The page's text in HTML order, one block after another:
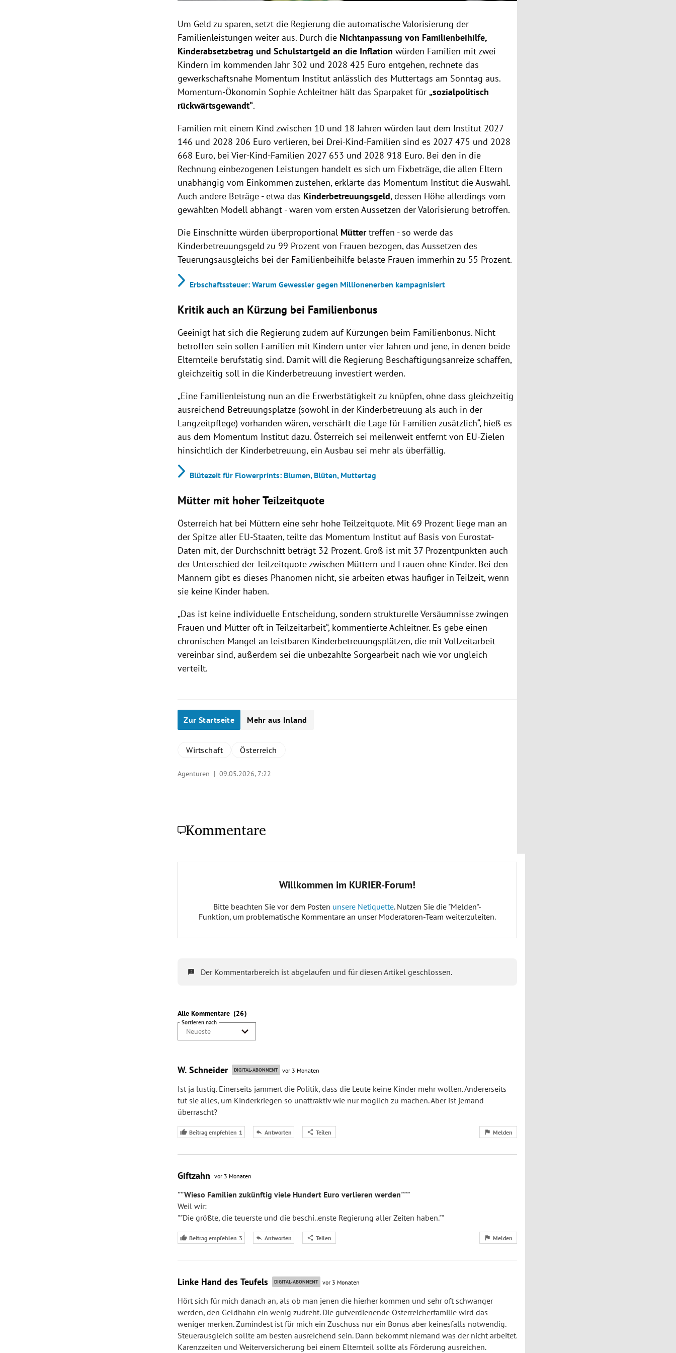
Um Geld zu sparen, setzt die Regierung die automatische Valorisierung der
Familienleistungen weiter aus. Durch die Nichtanpassung von Familienbeihilfe,
Kinderabsetzbetrag und Schulstartgeld an die Inflation würden Familien mit zwei
Kindern im kommenden Jahr 302 und 2028 425 Euro entgehen, rechnete das
gewerkschaftsnahe Momentum Institut anlässlich des Muttertags am Sonntag aus.
Momentum-Ökonomin Sophie Achleitner hält das Sparpaket für„sozialpolitisch
rückwärtsgewandt“.
Familien mit einem Kind zwischen 10 und 18 Jahren würden laut dem Institut 2027
146 und 2028 206 Euro verlieren, bei Drei-Kind-Familien sind es 2027 475 und 2028
668 Euro, bei Vier-Kind-Familien 2027 653 und 2028 918 Euro. Bei den in die
Rechnung einbezogenen Leistungen handelt es sich um Fixbeträge, die allen Eltern
unabhängig vom Einkommen zustehen, erklärte das Momentum Institut die Auswahl.
Auch andere Beträge - etwa das Kinderbetreuungsgeld, dessen Höhe allerdings vom
gewählten Modell abhängt - waren vom ersten Aussetzen der Valorisierung betroffen.
Die Einschnitte würden überproportional Müttertreffen - so werde das
Kinderbetreuungsgeld zu 99 Prozent von Frauen bezogen, das Aussetzen des
Teuerungsausgleichs bei der Familienbeihilfe belaste Frauen immerhin zu 55 Prozent.
Erbschaftssteuer: Warum Gewessler gegen Millionenerben kampagnisiert
Kritik auch an Kürzung bei Familienbonus
Geeinigt hat sich die Regierung zudem auf Kürzungen beim Familienbonus. Nicht
betroffen sein sollen Familien mit Kindern unter vier Jahren und jene, in denen beide
Elternteile berufstätig sind. Damit will die Regierung Beschäftigungsanreize schaffen,
gleichzeitig soll in die Kinderbetreuung investiert werden.
„Eine Familienleistung nun an die Erwerbstätigkeit zu knüpfen, ohne dass gleichzeitig
ausreichend Betreuungsplätze (sowohl in der Kinderbetreuung als auch in der
Langzeitpflege) vorhanden wären, verschärft die Lage für Familien zusätzlich“, hieß es
aus dem Momentum Institut dazu. Österreich sei meilenweit entfernt von EU-Zielen
hinsichtlich der Kinderbetreuung, ein Ausbau sei mehr als überfällig.
Blütezeit für Flowerprints: Blumen, Blüten, Muttertag
Mütter mit hoher Teilzeitquote
Österreich hat bei Müttern eine sehr hohe Teilzeitquote. Mit 69 Prozent liege man an
der Spitze aller EU-Staaten, teilte das Momentum Institut auf Basis von Eurostat-
Daten mit, der Durchschnitt beträgt 32 Prozent. Groß ist mit 37 Prozentpunkten auch
der Unterschied der Teilzeitquote zwischen Müttern und Frauen ohne Kinder. Bei den
Männern gibt es dieses Phänomen nicht, sie arbeiten etwas häufiger in Teilzeit, wenn
sie keine Kinder haben.
„Das ist keine individuelle Entscheidung, sondern strukturelle Versäumnisse zwingen
Frauen und Mütter oft in Teilzeitarbeit“, kommentierte Achleitner. Es gebe einen
chronischen Mangel an leistbaren Kinderbetreuungsplätzen, die mit Vollzeitarbeit
vereinbar sind, außerdem sei die unbezahlte Sorgearbeit nach wie vor ungleich
verteilt.
Zur Startseite Mehr aus Inland
Wirtschaft Österreich
Agenturen |09.05.2026, 7:22
Kommentare